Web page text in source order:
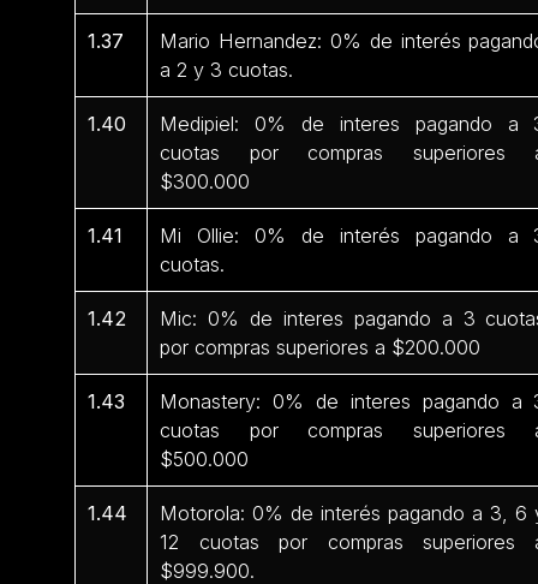
1.37
Mario Hernandez: 0% de interés
a 2 y 3 cuotas.
1.40
Medipiel: 0% de interes pagando a
cuotas por compras superiores
$300.000
1.41
Mi Ollie: 0% de interés pagando a
cuotas.
1.42
Mic: 0% de interes pagando a 3
por compras superiores a $200.000
1.43
Monastery: 0% de interes pagando a
cuotas por compras superiores
$500.000
1.44
Motorola: 0% de interés pagando a 3, 6
12 cuotas por compras superiores
$999.900.